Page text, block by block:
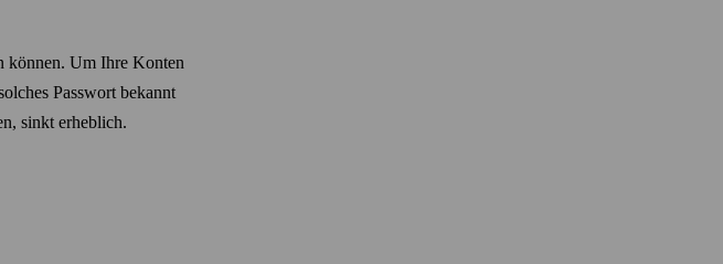
können. Um Ihre Konten
Pass­wort bekannt
sinkt erheblich.